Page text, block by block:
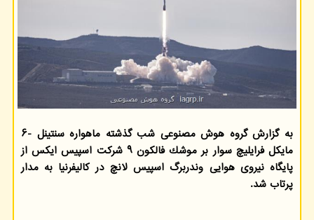
به گزارش گروه هوش مصنوعی شب گذشته ماهواره سنتینل -۶
مایكل فرایلیچ سوار بر موشك فالكون ۹ شركت اسپیس ایكس از
پایگاه نیروی هوایی وندربرگ اسپیس لانچ در كالیفرنیا به مدار
پرتاب شد.